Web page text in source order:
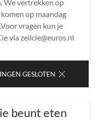
We vertrekken op
op maandag
vragen kun je
via zeilcie@euros.nl
GESLOTEN
beunt eten